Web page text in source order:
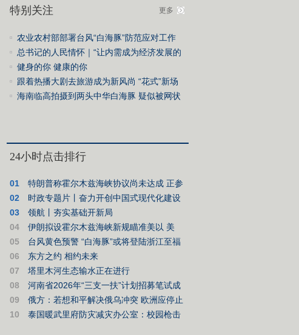
特别关注 更多
农业农村部部署台风“白海豚”防范应对工作
总书记的人民情怀｜“让内需成为经济发展的
主动力”
健身的你 健康的你
跟着热播大剧去旅游成为新风尚 “花式”新场
景撬动地方文旅新活力
海南临高拍摄到两头中华白海豚 疑似被网状
24小时点击排行
01
特朗普称霍尔木兹海峡协议尚未达成 正参
与相关谈判
02
时政专题片丨奋力开创中国式现代化建设
新局面——习近平总书记今年以来治国理政纪
实
03
领航丨夯实基础开新局
04
伊朗拟设霍尔木兹海峡新规瞄准美以 美
国“硬蹭”谈判桌
05
台风黄色预警 “白海豚”或将登陆浙江至福
建北部沿海地区
06
东方之约 相约未来
07
塔里木河生态输水正在进行
08
河南省2026年“三支一扶”计划招募笔试成
绩作废 重新组织笔试
09
俄方：若想和平解决俄乌冲突 欧洲应停止
援乌
10
泰国暖武里府防灾减灾办公室：校园枪击